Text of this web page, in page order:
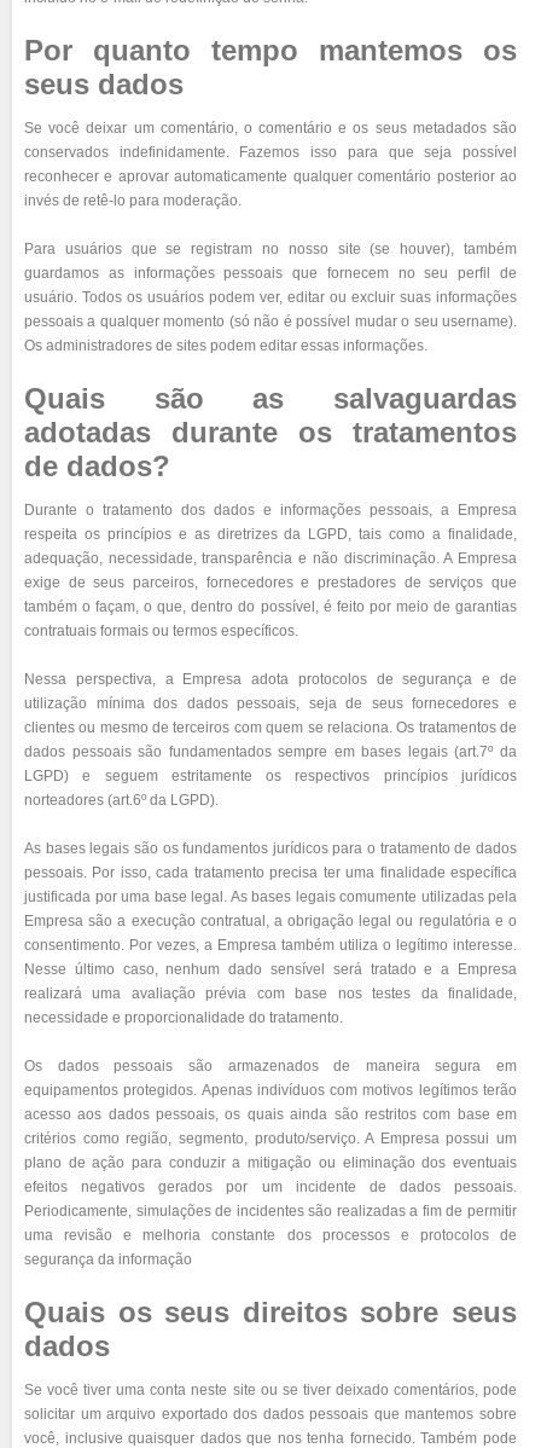
Por quanto tempo mantemos os
seus dados
Se você deixar um comentário, o comentário e os seus metadados são
conservados indefinidamente. Fazemos isso para que seja possível
reconhecer e aprovar automaticamente qualquer comentário posterior ao
invés de retê-lo para moderação.
Para usuários que se registram no nosso site (se houver), também
guardamos as informações pessoais que fornecem no seu perfil de
usuário. Todos os usuários podem ver, editar ou excluir suas informações
pessoais a qualquer momento (só não é possível mudar o seu username).
Os administradores de sites podem editar essas informações.
Quais são as salvaguardas
adotadas durante os tratamentos
de dados?
Durante o tratamento dos dados e informações pessoais, a Empresa
respeita os princípios e as diretrizes da LGPD, tais como a finalidade,
adequação, necessidade, transparência e não discriminação. A Empresa
exige de seus parceiros, fornecedores e prestadores de serviços que
também o façam, o que, dentro do possível, é feito por meio de garantias
contratuais formais ou termos específicos.
Nessa perspectiva, a Empresa adota protocolos de segurança e de
utilização mínima dos dados pessoais, seja de seus fornecedores e
clientes ou mesmo de terceiros com quem se relaciona. Os tratamentos de
dados pessoais são fundamentados sempre em bases legais (art.7º da
LGPD) e seguem estritamente os respectivos princípios jurídicos
norteadores (art.6º da LGPD).
As bases legais são os fundamentos jurídicos para o tratamento de dados
pessoais. Por isso, cada tratamento precisa ter uma finalidade específica
justificada por uma base legal. As bases legais comumente utilizadas pela
Empresa são a execução contratual, a obrigação legal ou regulatória e o
consentimento. Por vezes, a Empresa também utiliza o legítimo interesse.
Nesse último caso, nenhum dado sensível será tratado e a Empresa
realizará uma avaliação prévia com base nos testes da finalidade,
necessidade e proporcionalidade do tratamento.
Os dados pessoais são armazenados de maneira segura em
equipamentos protegidos. Apenas indivíduos com motivos legítimos terão
acesso aos dados pessoais, os quais ainda são restritos com base em
critérios como região, segmento, produto/serviço. A Empresa possui um
plano de ação para conduzir a mitigação ou eliminação dos eventuais
efeitos negativos gerados por um incidente de dados pessoais.
Periodicamente, simulações de incidentes são realizadas a fim de permitir
uma revisão e melhoria constante dos processos e protocolos de
segurança da informação
Quais os seus direitos sobre seus
dados
Se você tiver uma conta neste site ou se tiver deixado comentários, pode
solicitar um arquivo exportado dos dados pessoais que mantemos sobre
você, inclusive quaisquer dados que nos tenha fornecido. Também pode